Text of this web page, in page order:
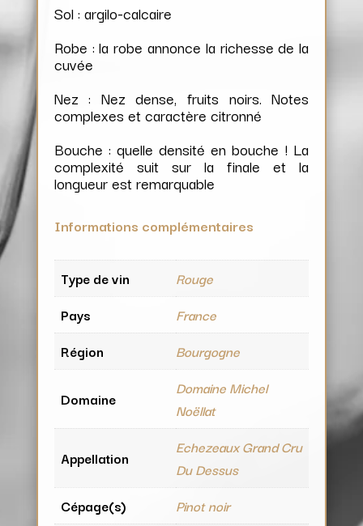
Sol : argilo-calcaire
Robe : la robe annonce la richesse de la
cuvée
Nez : Nez dense, fruits noirs. Notes
complexes et caractère citronné
Bouche : quelle densité en bouche ! La
complexité suit sur la finale et la
longueur est remarquable
Informations complémentaires
Type de vin
Rouge
Pays
France
Région
Bourgogne
Domaine
Domaine Michel
Noëllat
Appellation
Echezeaux Grand Cru
Du Dessus
Cépage(s)
Pinot noir